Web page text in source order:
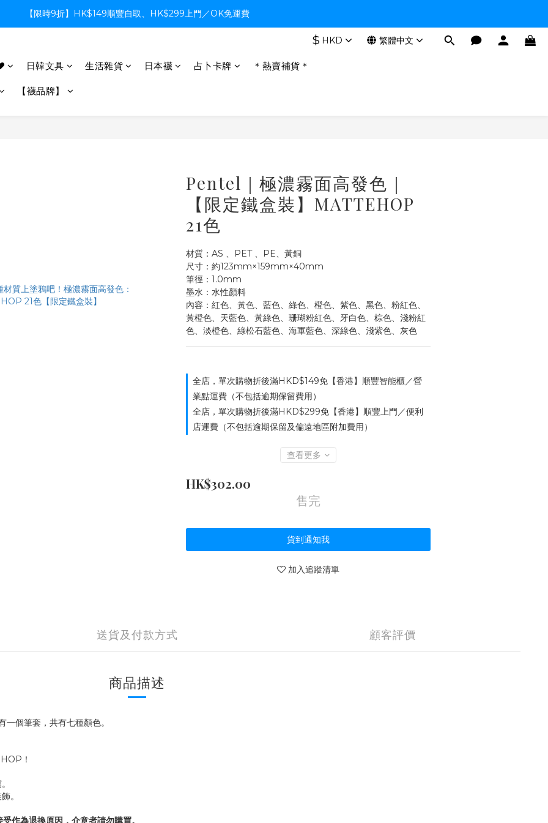
【限時9折】HK$149順豐自取、HK$299上門／OK免運費
【限時9折】HK$149順豐自取、HK$299上門／OK免運費
【限時9折】HK$149順豐自取、HK$299上門／OK免運費
$ HKD 繁體中文
日韓文具 生活雜貨 日本襪 占卜卡牌 ＊熱賣補貨＊
【襪品牌】
Pentel｜極濃霧面高發色｜
【限定鐵盒裝】MATTEHOP
21色
材質：AS 、PET 、PE、黃銅
尺寸：約123mm×159mm×40mm
筆徑：1.0mm
墨水：水性顏料
內容：紅色、黃色、藍色、綠色、橙色、紫色、黑色、粉紅色、
黃橙色、天藍色、黃綠色、珊瑚粉紅色、牙白色、棕色、淺粉紅
色、淡橙色、綠松石藍色、海軍藍色、深綠色、淺紫色、灰色
全店，單次購物折後滿HKD$149免【香港】順豐智能櫃／營
業點運費（不包括逾期保留費用）
全店，單次購物折後滿HKD$299免【香港】順豐上門／便利
店運費（不包括逾期保留及偏遠地區附加費用）
查看更多
HK$302.00
售完
貨到通知我
加入追蹤清單
送貨及付款方式 顧客評價
商品描述
個筆套，共有七種顏色。
！
。
作為退換原因，介意者請勿購買。